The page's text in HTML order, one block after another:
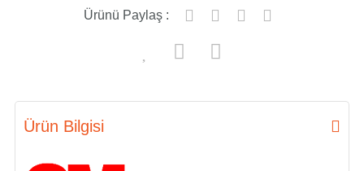
Ürünü Paylaş :
Ürün Bilgisi